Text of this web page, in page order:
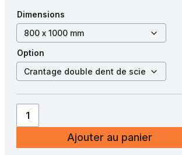
Dimensions
Option
quantité
Caillebotis
Ajouter au panier